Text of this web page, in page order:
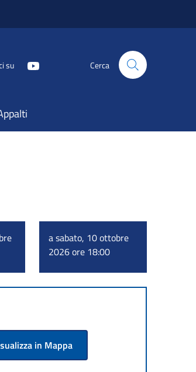
su Cerca
a sabato, 10 ottobre
2026 ore 18:00
in Mappa